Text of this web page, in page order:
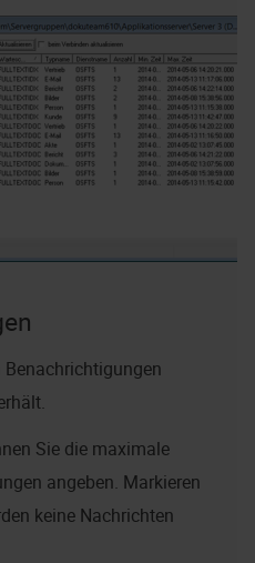
Benachrichtigungen
Sie die maximale
angeben. Markieren
keine Nachrichten